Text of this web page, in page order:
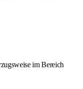
im Bereich